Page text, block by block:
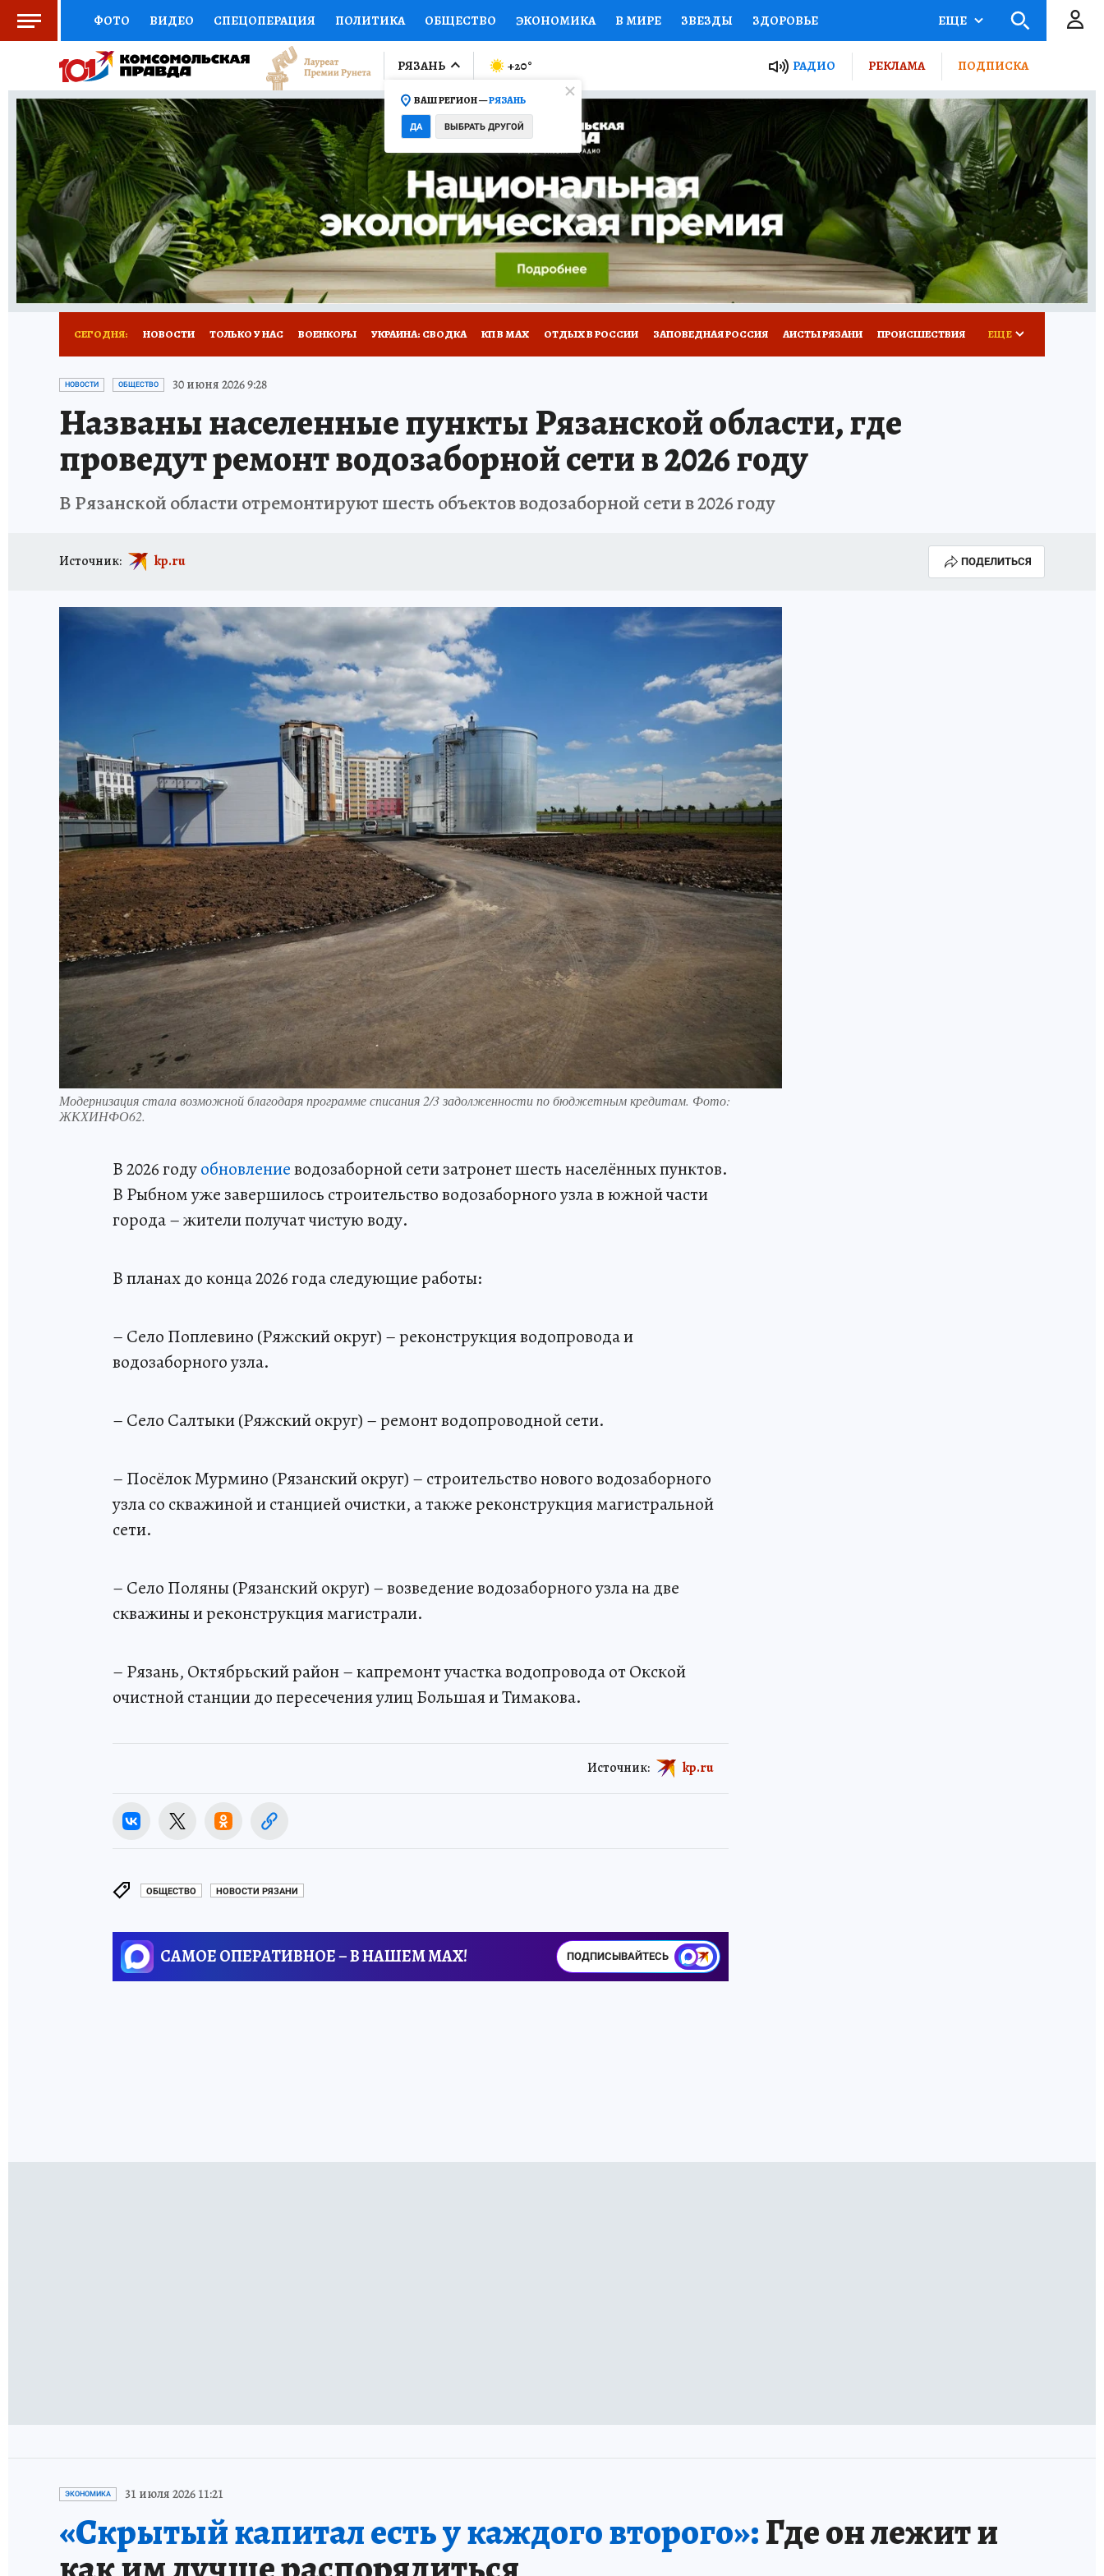
ФОТО ВИДЕО СПЕЦОПЕРАЦИЯ ПОЛИТИКА ОБЩЕСТВО ЭКОНОМИКА В МИРЕ ЗВЕЗДЫ ЗДОРОВЬЕ
СОЦПОДДЕРЖКА НАУКА СПОРТ КОЛУМНИСТЫ ПРОИСШЕСТВИЯ НАЦИОНАЛЬНЫЕ ПРОЕКТЫ РОССИИ
ВЫБОР ЭКСПЕРТОВ ДОКТОР ФИНАНСЫ ОТКРЫВАЕМ МИР Я ЗНАЮ СЕМЬЯ ЖЕНСКИЕ СЕКРЕТЫ ПУТЕВОДИТЕЛЬ
КНИЖНАЯ ПОЛКА ПРОГНОЗЫ НА СПОРТ ПРОМОКОДЫ СЕРИАЛЫ СПЕЦПРОЕКТЫ ДЕФИЦИТ ЖЕЛЕЗА ТУРИЗМ
ПРЕСС-ЦЕНТР НЕДВИЖИМОСТЬ ТЕЛЕВИЗОР КОЛЛЕКЦИИ КОНКУРСЫ РАБОТА У НАС ГИД ПОТРЕБИТЕЛЯ ВСЕ О КП
РАДИО КП РЕКЛАМА ТЕСТЫ НОВОЕ НА САЙТЕ
ЕЩЕ
РЯЗАНЬ
ВАШ РЕГИОН —РЯЗАНЬ
ДА ВЫБРАТЬ ДРУГОЙ
+20° РАДИО РЕКЛАМА ПОДПИСКА
СЕГОДНЯ: НОВОСТИ ТОЛЬКО У НАС ВОЕНКОРЫ УКРАИНА: СВОДКА КП В МАХ ОТДЫХ В РОССИИ ЗАПОВЕДНАЯ РОССИЯ АИСТЫ РЯЗАНИ ПРОИСШЕСТВИЯ
АФИША ИСПЫТАНО НА СЕБЕ
ЕЩЕ
НОВОСТИ ОБЩЕСТВО 30 июня 2026 9:28
Названы населенные пункты Рязанской области, где
проведут ремонт водозаборной сети в 2026 году
В Рязанской области отремонтируют шесть объектов водозаборной сети в 2026 году
Источник: kp.ru ПОДЕЛИТЬСЯ
Модернизация стала возможной благодаря программе списания 2/3 задолженности по бюджетным кредитам. Фото:
ЖКХИНФО62.
В 2026 годуобновлениеводозаборной сети затронет шесть населённых пунктов.
В Рыбном уже завершилось строительство водозаборного узла в южной части
города – жители получат чистую воду.
В планах до конца 2026 года следующие работы:
– Село Поплевино (Ряжский округ) – реконструкция водопровода и
водозаборного узла.
– Село Салтыки (Ряжский округ) – ремонт водопроводной сети.
– Посёлок Мурмино (Рязанский округ) – строительство нового водозаборного
узла со скважиной и станцией очистки, а также реконструкция магистральной
сети.
– Село Поляны (Рязанский округ) – возведение водозаборного узла на две
скважины и реконструкция магистрали.
– Рязань, Октябрьский район – капремонт участка водопровода от Окской
очистной станции до пересечения улиц Большая и Тимакова.
Источник: kp.ru
ОБЩЕСТВО НОВОСТИ РЯЗАНИ
САМОЕ ОПЕРАТИВНОЕ – В НАШЕМ MAX! ПОДПИСЫВАЙТЕСЬ